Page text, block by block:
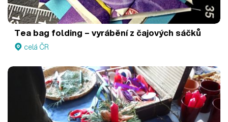
Tea bag folding – vyrábění z čajových sáčků
celá ČR